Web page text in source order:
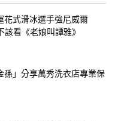
花式滑冰選手強尼威爾
看《老娘叫譚雅》
孫」分享萬秀洗衣店專業保